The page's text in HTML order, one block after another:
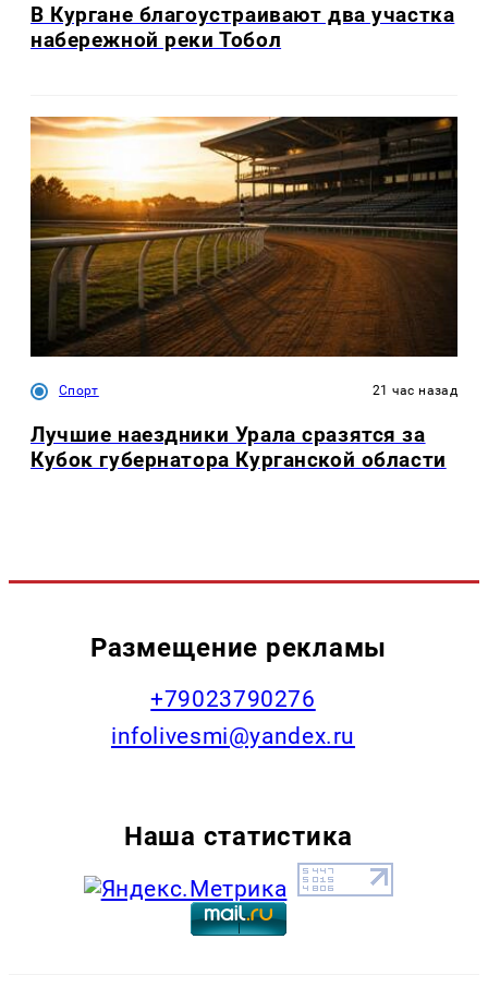
В Кургане благоустраивают два участка
набережной реки Тобол
Спорт 21 час назад
Лучшие наездники Урала сразятся за
Кубок губернатора Курганской области
Размещение рекламы
+79023790276
infolivesmi@yandex.ru
Наша статистика